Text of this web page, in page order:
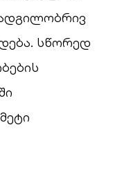
სწორედ